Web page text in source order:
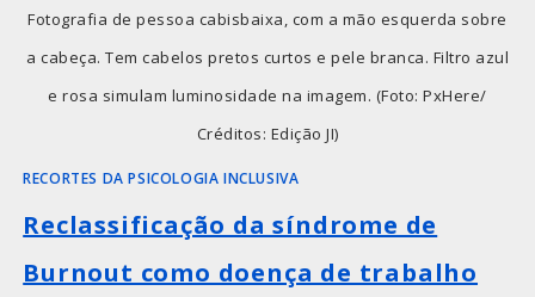
Fotografia de pessoa cabisbaixa, com a mão esquerda sobre
a cabeça. Tem cabelos pretos curtos e pele branca. Filtro azul
e rosa simulam luminosidade na imagem. (Foto: PxHere/
Créditos: Edição JI)
RECORTES DA PSICOLOGIA INCLUSIVA
Reclassificação da síndrome de
Burnout como doença de trabalho